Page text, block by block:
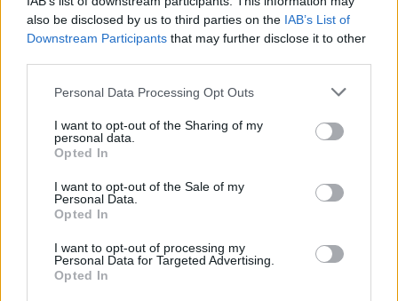
also be disclosed by us to third parties on the IAB’s List of
Downstream Participants that may further disclose it to other
Please note that this website/app uses one or more Google
not limited to your visit or usage behaviour. You may click to
grant or deny consent to Google and its third-party tags to
use your data for below specified purposes in below Google
consent section.
Personal Data Processing Opt Outs
I want to opt-out of the Sharing of my
personal data.
Opted In
I want to opt-out of the Sale of my
Personal Data.
Opted In
I want to opt-out of processing my
Personal Data for Targeted Advertising.
Opted In
ενδιαφέροντος σας, στον ακόλουθο σύνδεσμο,
εδώ.
ΑΣΕΠ: Πιστοποίηση Αγγλικών σε
μόνο 2 ημέρες στα χέρια σας
ΑΣΕΠ: Εξ αποστάσεως η πιο Εύκολη